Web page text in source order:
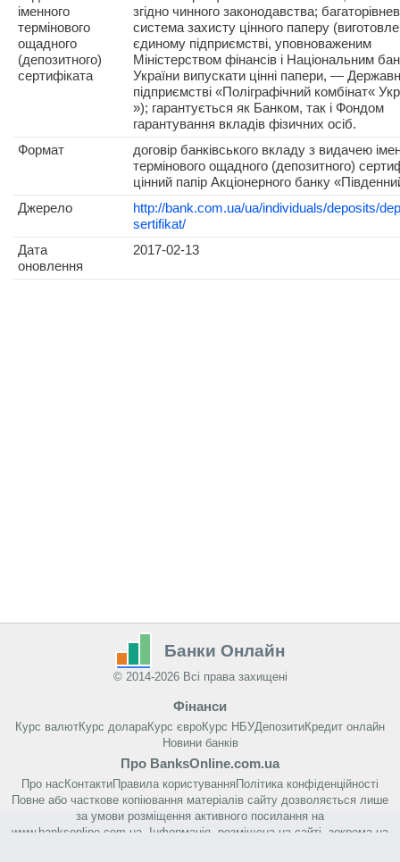
іменного
термінового
ощадного
(депозитного)
сертифіката
згідно чинного законодавства;
система захисту цінного паперу
єдиному підприємстві, уповноваженим
Міністерством фінансів і Національним
України випускати цінні папери, —
підприємстві «Поліграфічний комбінат«
»); гарантується як Банком, так і Фондом
гарантування вкладів фізичних осіб.
Формат
договір банківського вкладу з видачею
термінового ощадного (депозитного)
цінний папір Акціонерного банку
Джерело
http://bank.com.ua/ua/individuals/deposits/
sertifikat/
Дата
оновлення
2017-02-13
Банки Онлайн
© 2014-2026 Всі права захищені
Фінанси
Курс валютКурс долараКурс євроКурс НБУДепозитиКредит онлайн
Новини банків
Про BanksOnline.com.ua
Про нас КонтактиПравила користування Політика конфіденційності
Повне або часткове копіювання матеріалів сайту дозволяється лише
за умови розміщення активного посилання на
www.banksonline.com.ua. Інформація, розміщена на сайті, зокрема на